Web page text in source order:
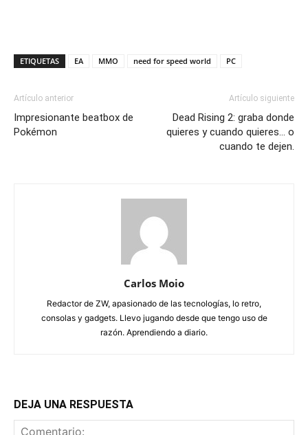
ETIQUETAS EA MMO need for speed world PC
Artículo anterior
Impresionante beatbox de
Pokémon
Artículo siguiente
Dead Rising 2: graba donde
quieres y cuando quieres… o
cuando te dejen.
Carlos Moio
Redactor de ZW, apasionado de las tecnologías, lo retro,
consolas y gadgets. Llevo jugando desde que tengo uso de
razón. Aprendiendo a diario.
DEJA UNA RESPUESTA